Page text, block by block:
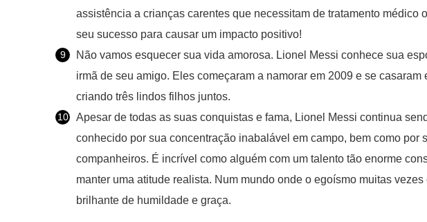
assistência a crianças carentes que necessitam de tratamento médico
seu sucesso para causar um impacto positivo!
Não vamos esquecer sua vida amorosa. Lionel Messi conhece sua
irmã de seu amigo. Eles começaram a namorar em 2009 e se
criando três lindos filhos juntos.
Apesar de todas as suas conquistas e fama, Lionel Messi continua
conhecido por sua concentração inabalável em campo, bem como por
companheiros. É incrível como alguém com um talento tão enorme
manter uma atitude realista. Num mundo onde o egoísmo muitas
brilhante de humildade e graça.